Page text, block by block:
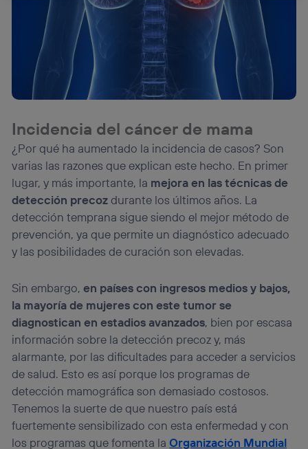
Incidencia del cáncer de mama
¿Por qué ha aumentado la incidencia de casos? Son
varias las razones que explican este hecho. En primer
lugar, y más importante, la mejora en las técnicas de
detección precozdurante los últimos años. La
detección temprana sigue siendo el mejor método de
prevención, ya que permite un diagnóstico adecuado
y las posibilidades de curación son elevadas.
Sin embargo,en países con ingresos medios y bajos,
la mayoría de mujeres con este tumor se
diagnostican en estadios avanzados, bien por escasa
información sobre la detección precoz y, más
alarmante, por las dificultades para acceder a servicios
de salud. Esto es así porque los programas de
detección mamográfica son demasiado costosos.
Tenemos la suerte de que nuestro país está
fuertemente sensibilizado con esta enfermedad y con
los programas que fomenta laOrganización Mundial
La tecnología Utiq está diseñada con la privacidad como
prioridad ofreciéndote elección y control.
La tecnología utiliza un identificador cifrado creado por tu
operadora de telefonía
, utilizando tu dirección IP y otra
información de la cuenta de cliente de
telecomunicaciones vinculada a la conexión que utilizas
(p. ej., número de teléfono móvil).
lo que cualquier persona que conecte su dispositivo y
consienta el uso de la tecnología recibirá el mismo
identificador. Típicamente:
Si utilizas unaconexión de banda ancha(p. ej., Wi-Fi),
el marketing o análisis se realizará en función de las
actividades de navegación de los miembros del hogar
que hayan dado su consentimiento.
Si utilizasdatos móviles, el marketing será más
personalizado, ya que se basará únicamente en la
navegación del usuario del móvil.
“Administrar Utiq” en la parte inferior de esta página web o
visitando el portal de privacidad de Utiq
(“consenthub”). Para más información, consulta
la política de privacidad de Utiq.